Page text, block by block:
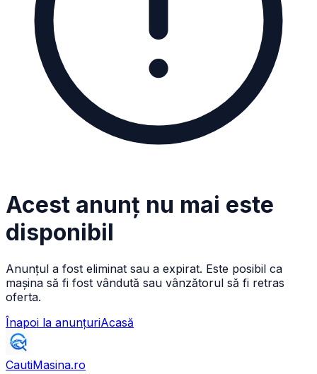
Acest anunț nu mai este
disponibil
Anunțul a fost eliminat sau a expirat. Este posibil ca
mașina să fi fost vândută sau vânzătorul să fi retras
oferta.
Înapoi la anunțuriAcasă
CautiMasina.ro